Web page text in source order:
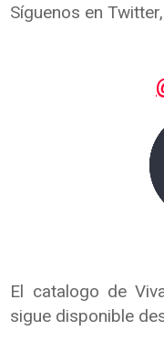
Síguenos en
El catalogo de
sigue disponible